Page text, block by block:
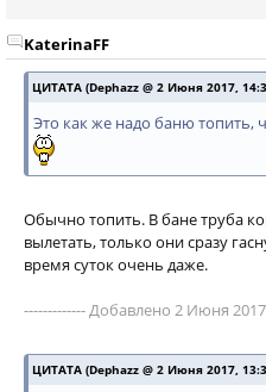
KaterinaFF
ЦИТАТА (Dephazz @ 2 Июня 2017,
Это как же надо баню топить,
Обычно топить. В бане труба
вылетать, только они сразу
время суток очень даже.
------------- Добавлено 2 Июня
ЦИТАТА (Dephazz @ 2 Июня 2017,